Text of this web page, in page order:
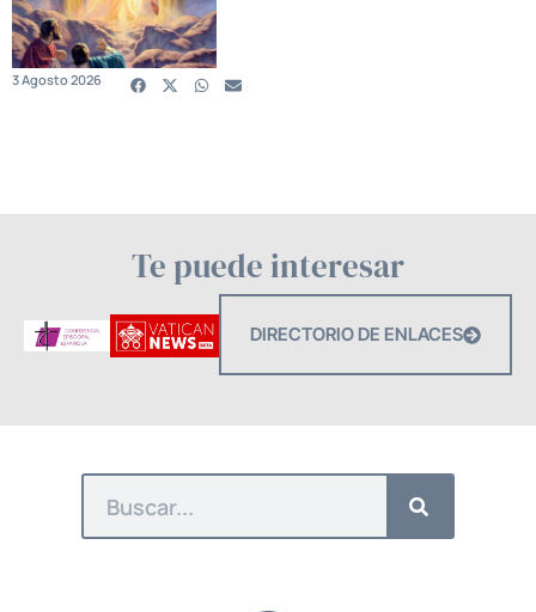
3 Agosto 2026
Te puede interesar
DIRECTORIO DE ENLACES